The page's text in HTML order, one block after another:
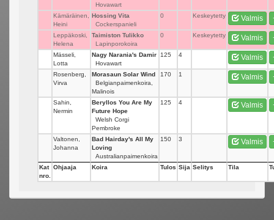
Hovawart
Kämäräinen,
Heini
Hossing Vita
Cockerspanieli
0 Keskeytetty Valmis
Leppäkoski,
Helena
Taimiston Tulikko
Lapinporokoira
0 Keskeytetty Valmis
Mässeli,
Lotta
Nagy Narania's Damir
Hovawart
125 4 Valmis
Rosenberg,
Virva
Morasaun Solar Wind
Belgianpaimenkoira,
Malinois
170 1 Valmis
Sahin,
Nermin
Beryllos You Are My
Future Hope
Welsh Corgi
Pembroke
125 4 Valmis
Valtonen,
Johanna
Bad Hairday's All My
Loving
Australianpaimenkoira
150 3 Valmis
Kat
nro.
Ohjaaja Koira Tulos Sija Selitys Tila